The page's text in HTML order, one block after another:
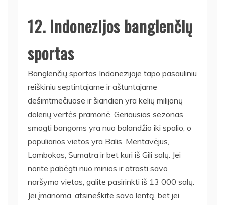
12. Indonezijos banglenčių
sportas
Banglenčių sportas Indonezijoje tapo pasauliniu
reiškiniu septintajame ir aštuntajame
dešimtmečiuose ir šiandien yra kelių milijonų
dolerių vertės pramonė. Geriausias sezonas
smogti bangoms yra nuo balandžio iki spalio, o
populiarios vietos yra Balis, Mentavėjus,
Lombokas, Sumatra ir bet kuri iš Gili salų. Jei
norite pabėgti nuo minios ir atrasti savo
naršymo vietas, galite pasirinkti iš 13 000 salų.
Jei įmanoma, atsineškite savo lentą, bet jei